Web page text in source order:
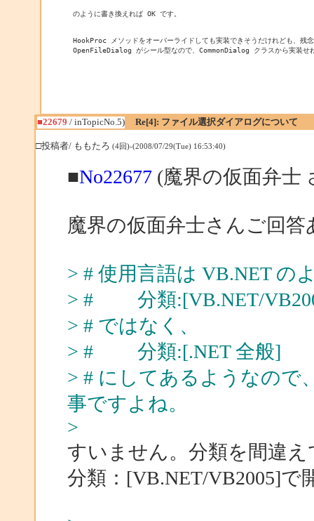
のように書き換えれば OK です。
HookProc メソッドをオーバーライドしても実装できそうだけれども、残
OpenFileDialog がシール型なので、CommonDialog クラスから実装せ
■22679 / inTopicNo.5) Re[4]: ファイル選択ダイアログについて
□投稿者/ ももたろ (4回)-(2008/07/29(Tue) 16:53:40)
■No22677 (魔界の仮面弁士
魔界の仮面弁士さんご回
> # 使用言語は VB.NET の
> # 分類:[VB.NET/
> # ではなく、
> # 分類:[.NET 全般]
> # にしてあるようなので
事ですよね。
>
すいません。分類を間違
分類：[VB.NET/VB2005]で